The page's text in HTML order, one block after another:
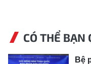
CÓ THỂ BẠN
Bệ